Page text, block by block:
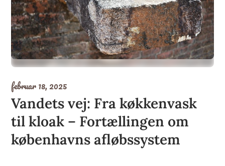
februar 18, 2025
Vandets vej: Fra køkkenvask
til kloak – Fortællingen om
københavns afløbssystem